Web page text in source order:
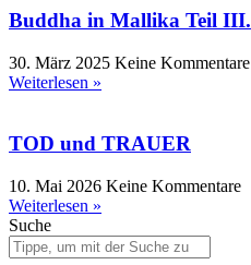
Buddha in Mallika Teil III.
30. März 2025 Keine Kommentare
Weiterlesen »
TOD und TRAUER
10. Mai 2026 Keine Kommentare
Weiterlesen »
Suche